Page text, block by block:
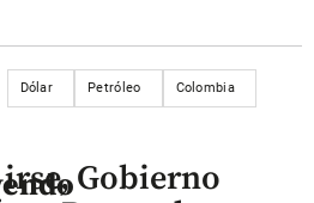
Dólar Petróleo Colombia
Gobierno